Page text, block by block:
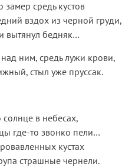
замер средь кустов
вздох из черной груди,
вытянул бедняк…
над ним, средь лужи крови,
стыл уже пруссак.
солнце в небесах,
где-то звонко пели…
кустах
страшные чернели.